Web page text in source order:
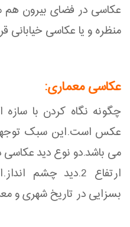
عکاسی در فضای بیرون هم
منظره و یا عکاسی خیابانی
عکاسی معماری:
چگونه نگاه کردن با
عکس است.این سبک
ارتفاع 2.دید
بسزایی در تاریخ شهری و